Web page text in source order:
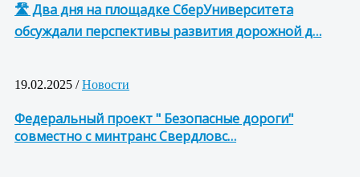
🛣 Два дня на площадке СберУниверситета
обсуждали перспективы развития дорожной д…
19.02.2025 /Новости
Федеральный проект " Безопасные дороги"
совместно с минтранс Свердловс…